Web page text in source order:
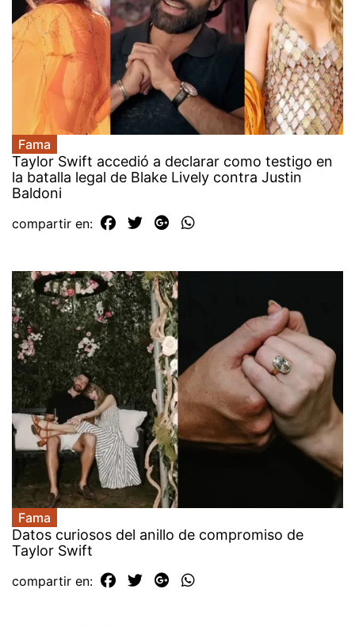
Fama
Taylor Swift accedió a declarar como testigo en
la batalla legal de Blake Lively contra Justin
Baldoni
compartir en:
Fama
Datos curiosos del anillo de compromiso de
Taylor Swift
compartir en: